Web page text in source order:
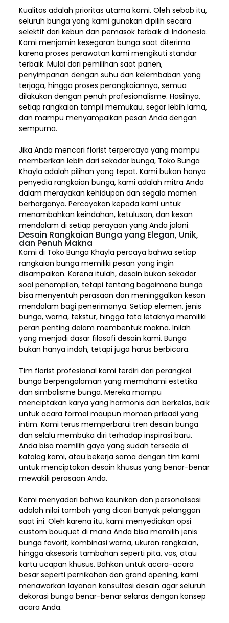
Kualitas adalah prioritas utama kami. Oleh sebab itu,
seluruh bunga yang kami gunakan dipilih secara
selektif dari kebun dan pemasok terbaik di Indonesia.
Kami menjamin kesegaran bunga saat diterima
karena proses perawatan kami mengikuti standar
terbaik. Mulai dari pemilihan saat panen,
penyimpanan dengan suhu dan kelembaban yang
terjaga, hingga proses perangkaiannya, semua
dilakukan dengan penuh profesionalisme. Hasilnya,
setiap rangkaian tampil memukau, segar lebih lama,
dan mampu menyampaikan pesan Anda dengan
sempurna.
Jika Anda mencari florist terpercaya yang mampu
memberikan lebih dari sekadar bunga, Toko Bunga
Khayla adalah pilihan yang tepat. Kami bukan hanya
penyedia rangkaian bunga, kami adalah mitra Anda
dalam merayakan kehidupan dan segala momen
berharganya. Percayakan kepada kami untuk
menambahkan keindahan, ketulusan, dan kesan
mendalam di setiap perayaan yang Anda jalani.
Desain Rangkaian Bunga yang Elegan, Unik,
dan Penuh Makna
Kami di Toko Bunga Khayla percaya bahwa setiap
rangkaian bunga memiliki pesan yang ingin
disampaikan. Karena itulah, desain bukan sekadar
soal penampilan, tetapi tentang bagaimana bunga
bisa menyentuh perasaan dan meninggalkan kesan
mendalam bagi penerimanya. Setiap elemen, jenis
bunga, warna, tekstur, hingga tata letaknya memiliki
peran penting dalam membentuk makna. Inilah
yang menjadi dasar filosofi desain kami. Bunga
bukan hanya indah, tetapi juga harus berbicara.
Tim florist profesional kami terdiri dari perangkai
bunga berpengalaman yang memahami estetika
dan simbolisme bunga. Mereka mampu
menciptakan karya yang harmonis dan berkelas, baik
untuk acara formal maupun momen pribadi yang
intim. Kami terus memperbarui tren desain bunga
dan selalu membuka diri terhadap inspirasi baru.
Anda bisa memilih gaya yang sudah tersedia di
katalog kami, atau bekerja sama dengan tim kami
untuk menciptakan desain khusus yang benar-benar
mewakili perasaan Anda.
Kami menyadari bahwa keunikan dan personalisasi
adalah nilai tambah yang dicari banyak pelanggan
saat ini. Oleh karena itu, kami menyediakan opsi
custom bouquet di mana Anda bisa memilih jenis
bunga favorit, kombinasi warna, ukuran rangkaian,
hingga aksesoris tambahan seperti pita, vas, atau
kartu ucapan khusus. Bahkan untuk acara-acara
besar seperti pernikahan dan grand opening, kami
menawarkan layanan konsultasi desain agar seluruh
dekorasi bunga benar-benar selaras dengan konsep
acara Anda.